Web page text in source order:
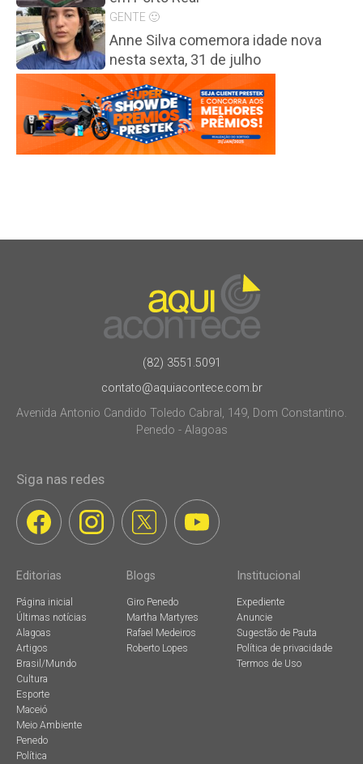
GENTE 🙂
Anne Silva comemora idade nova
nesta sexta, 31 de julho
(82) 3551.5091
contato@aquiacontece.com.br
Avenida Antonio Candido Toledo Cabral, 149, Dom Constantino.
Penedo - Alagoas
Siga nas redes
Editorias
Página inicial
Últimas notícias
Alagoas
Artigos
Brasil/Mundo
Cultura
Esporte
Maceió
Meio Ambiente
Penedo
Política
Blogs
Giro Penedo
Martha Martyres
Rafael Medeiros
Roberto Lopes
Institucional
Expediente
Anuncie
Sugestão de Pauta
Política de privacidade
Termos de Uso